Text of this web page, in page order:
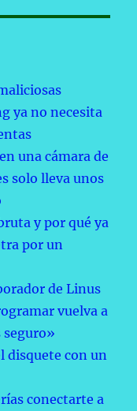
ya no necesita
una cámara de
solo lleva unos
y por qué ya
por un
de Linus
vuelva a
seguro»
disquete con un
conectarte a